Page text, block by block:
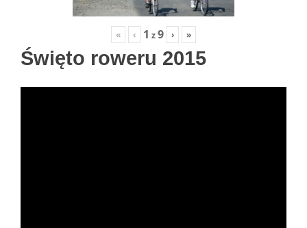
« ‹ 1 z9 › »
Święto roweru 2015